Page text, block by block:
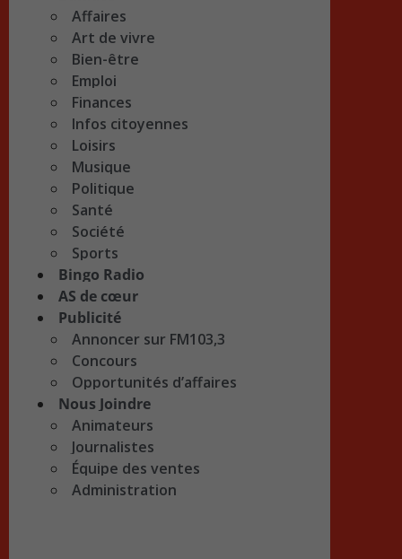
Affaires
Art de vivre
Bien-être
Emploi
Finances
Infos citoyennes
Loisirs
Musique
Politique
Santé
Société
Sports
Bingo Radio
AS de cœur
Publicité
Annoncer sur FM103,3
Concours
Opportunités d’affaires
Nous Joindre
Animateurs
Journalistes
Équipe des ventes
Administration